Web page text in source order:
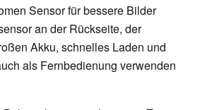
Sensor für bessere Bilder
an der Rückseite, der
Akku, schnelles Laden und
als Fernbedienung verwenden